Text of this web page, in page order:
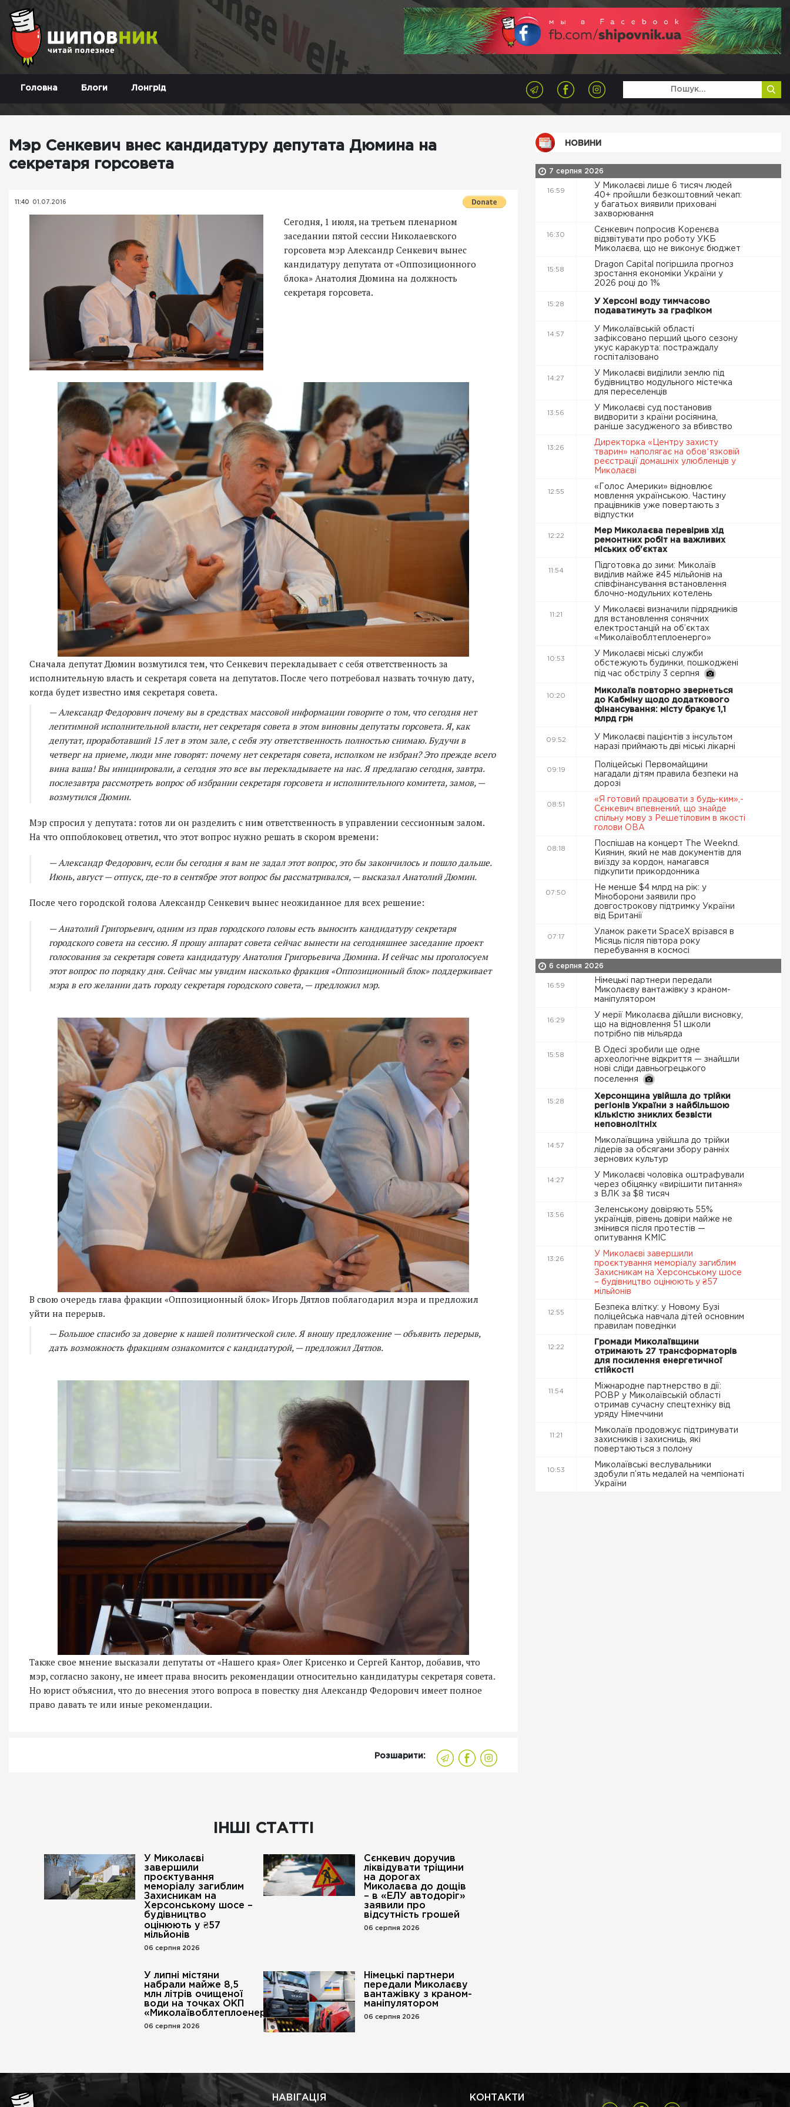
Головна Блоги Лонгрід
Мэр Сенкевич внес кандидатуру депутата Дюмина на
секретаря горсовета
11:40 01.07.2016
Сегодня, 1 июля, на третьем пленарном
заседании пятой сессии Николаевского
горсовета мэр Александр Сенкевич вынес
кандидатуру депутата от «Оппозиционного
блока» Анатолия Дюмина на должность
секретаря горсовета.
Сначала депутат Дюмин возмутился тем, что Сенкевич перекладывает с себя ответственность за
исполнительную власть и секретаря совета на депутатов. После чего потребовал назвать точную дату,
когда будет известно имя секретаря совета.
— Александр Федорович почему вы в средствах массовой информации говорите о том, что сегодня нет
легитимной исполнительной власти, нет секретаря совета в этом виновны депутаты горсовета. Я, как
депутат, проработавший 15 лет в этом зале, с себя эту ответственность полностью снимаю. Будучи в
четверг на приеме, люди мне говорят: почему нет секретаря совета, исполком не избран? Это прежде всего
вина ваша! Вы инициировали, а сегодня это все вы перекладываете на нас. Я предлагаю сегодня, завтра.
послезавтра рассмотреть вопрос об избрании секретаря горсовета и исполнительного комитета, замов, —
возмутился Дюмин.
Мэр спросил у депутата: готов ли он разделить с ним ответственность в управлении сессионным залом.
На что оппоблоковец ответил, что этот вопрос нужно решать в скором времени:
— Александр Федорович, если бы сегодня я вам не задал этот вопрос, это бы закончилось и пошло дальше.
Июнь, август — отпуск, где-то в сентябре этот вопрос бы рассматривался, — высказал Анатолий Дюмин.
После чего городской голова Александр Сенкевич вынес неожиданное для всех решение:
— Анатолий Григорьевич, одним из прав городского головы есть выносить кандидатуру секретаря
городского совета на сессию. Я прошу аппарат совета сейчас вынести на сегодняшнее заседание проект
голосования за секретаря совета кандидатуру Анатолия Григорьевича Дюмина. И сейчас мы проголосуем
этот вопрос по порядку дня. Сейчас мы увидим насколько фракция «Оппозиционный блок» поддерживает
мэра в его желании дать городу секретаря городского совета, — предложил мэр.
В свою очередь глава фракции «Оппозиционный блок» Игорь Дятлов поблагодарил мэра и предложил
уйти на перерыв.
— Большое спасибо за доверие к нашей политической силе. Я вношу предложение — объявить перерыв,
дать возможность фракциям ознакомится с кандидатурой, — предложил Дятлов.
Также свое мнение высказали депутаты от «Нашего края» Олег Крисенко и Сергей Кантор, добавив, что
мэр, согласно закону, не имеет права вносить рекомендации относительно кандидатуры секретаря совета.
Но юрист объяснил, что до внесения этого вопроса в повестку дня Александр Федорович имеет полное
право давать те или иные рекомендации.
Розшарити:
ІНШІ СТАТТІ
У Миколаєві
завершили
проєктування
меморіалу загиблим
Захисникам на
Херсонському шосе –
будівництво
оцінюють у ₴57
мільйонів
06 серпня 2026
Сєнкевич доручив
ліквідувати тріщини
на дорогах
Миколаєва до дощів
– в «ЕЛУ автодоріг»
заявили про
відсутність грошей
06 серпня 2026
У липні містяни
набрали майже 8,5
млн літрів очищеної
води на точках ОКП
«Миколаївоблтеплоенерго».
06 серпня 2026
Німецькі партнери
передали Миколаєву
вантажівку з краном-
маніпулятором
06 серпня 2026
НОВИНИ
7 серпня 2026
16:59
У Миколаєві лише 6 тисяч людей
40+ пройшли безкоштовний чекап:
у багатьох виявили приховані
захворювання
16:30
Сєнкевич попросив Коренєва
відзвітувати про роботу УКБ
Миколаєва, що не виконує бюджет
15:58
Dragon Capital погіршила прогноз
зростання економіки України у
2026 році до 1%
15:28
У Херсоні воду тимчасово
подаватимуть за графіком
14:57
У Миколаївській області
зафіксовано перший цього сезону
укус каракурта: постраждалу
госпіталізовано
14:27
У Миколаєві виділили землю під
будівництво модульного містечка
для переселенців
13:56
У Миколаєві суд постановив
видворити з країни росіянина,
раніше засудженого за вбивство
13:26
Директорка «Центру захисту
тварин» наполягає на обовʼязковій
реєстрації домашніх улюбленців у
Миколаєві
12:55
«Голос Америки» відновлює
мовлення українською. Частину
працівників уже повертають з
відпустки
12:22
Мер Миколаєва перевірив хід
ремонтних робіт на важливих
міських об'єктах
11:54
Підготовка до зими: Миколаїв
виділив майже ₴45 мільйонів на
співфінансування встановлення
блочно-модульних котелень
11:21
У Миколаєві визначили підрядників
для встановлення сонячних
електростанцій на об’єктах
«Миколаївоблтеплоенерго»
10:53
У Миколаєві міські служби
обстежують будинки, пошкоджені
під час обстрілу 3 серпня
10:20
Миколаїв повторно звернеться
до Кабміну щодо додаткового
фінансування: місту бракує 1,1
млрд грн
09:52
У Миколаєві пацієнтів з інсультом
наразі приймають дві міські лікарні
09:19
Поліцейські Первомайщини
нагадали дітям правила безпеки на
дорозі
08:51
«Я готовий працювати з будь-ким»,-
Сєнкевич впевнений, що знайде
спільну мову з Решетіловим в якості
голови ОВА
08:18
Поспішав на концерт The Weeknd.
Киянин, який не мав документів для
виїзду за кордон, намагався
підкупити прикордонника
07:50
Не менше $4 млрд на рік: у
Міноборони заявили про
довгострокову підтримку України
від Британії
07:17
Уламок ракети SpaceX врізався в
Місяць після півтора року
перебування в космосі
6 серпня 2026
16:59
Німецькі партнери передали
Миколаєву вантажівку з краном-
маніпулятором
16:29
У мерії Миколаєва дійшли висновку,
що на відновлення 51 школи
потрібно пів мільярда
15:58
В Одесі зробили ще одне
археологічне відкриття — знайшли
нові сліди давньогрецького
поселення
15:28
Херсонщина увійшла до трійки
регіонів України з найбільшою
кількістю зниклих безвісти
неповнолітніх
14:57
Миколаївщина увійшла до трійки
лідерів за обсягами збору ранніх
зернових культур
14:27
У Миколаєві чоловіка оштрафували
через обіцянку «вирішити питання»
з ВЛК за $8 тисяч
13:56
Зеленському довіряють 55%
українців, рівень довіри майже не
змінився після протестів —
опитування КМІС
13:26
У Миколаєві завершили
проєктування меморіалу загиблим
Захисникам на Херсонському шосе
– будівництво оцінюють у ₴57
мільйонів
12:55
Безпека влітку: у Новому Бузі
поліцейська навчала дітей основним
правилам поведінки
12:22
Громади Миколаївщини
отримають 27 трансформаторів
для посилення енергетичної
стійкості
11:54
Міжнародне партнерство в дії:
РОВР у Миколаївській області
отримав сучасну спецтехніку від
уряду Німеччини
11:21
Миколаїв продовжує підтримувати
захисників і захисниць, які
повертаються з полону
10:53
Миколаївські веслувальники
здобули п’ять медалей на чемпіонаті
України
НАВІГАЦІЯ КОНТАКТИ